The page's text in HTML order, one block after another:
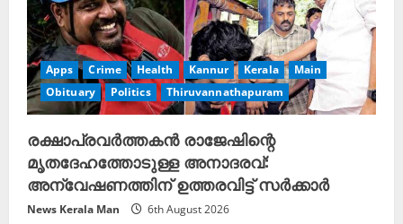
Apps Crime Health Kannur Kerala
Main
Obituary
Politics Thiruvannathapuram
രക്ഷാപ്രവർത്തകൻ രാജേഷിന്റെ
മൃതദേഹത്തോടുള്ള അനാദരവ്:
അന്വേഷണത്തിന് ഉത്തരവിട്ട് സർക്കാർ
News Kerala Man 6th August 2026